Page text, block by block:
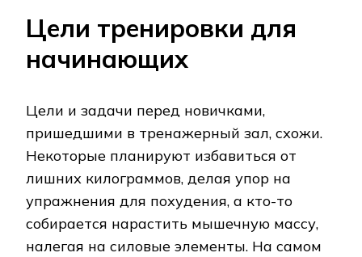
Цели тренировки для
начинающих
Цели и задачи перед новичками,
пришедшими в тренажерный зал, схожи.
Некоторые планируют избавиться от
лишних килограммов, делая упор на
упражнения для похудения, а кто-то
собирается нарастить мышечную массу,
налегая на силовые элементы. На самом